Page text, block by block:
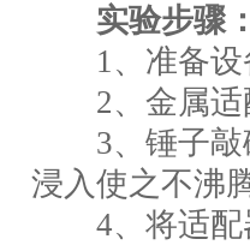
实验步骤
1、准备
2、金属适
3、锤子敲
浸入使之不
4、将适配